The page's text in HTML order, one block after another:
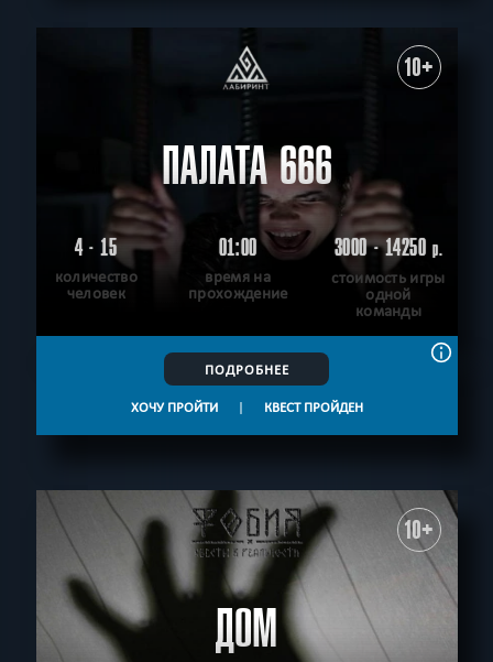
10+
ПАЛАТА 666
4 - 15
количество
человек
01:00
время на
прохождение
3000 - 14250р.
стоимость игры
одной
команды
ПОДРОБНЕЕ
ХОЧУ ПРОЙТИ | КВЕСТ ПРОЙДЕН
10+
ДОМ